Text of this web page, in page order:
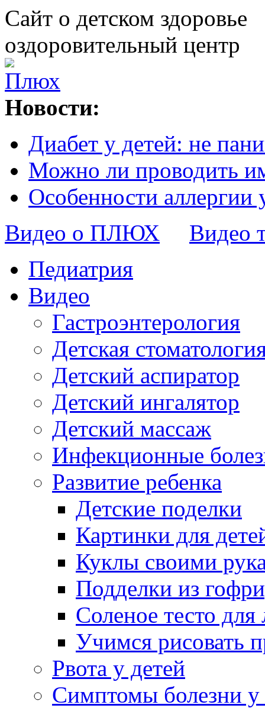
Сайт о детском здоровье
оздоровительный центр
Новости:
Диабет у детей: не
Можно ли проводить
Особенности аллергии
Видео о ПЛЮХ
Видео
Педиатрия
Видео
Гастроэнтерология
Детская
Детский аспиратор
Детский ингалятор
Детский массаж
Инфекционные
Развитие ребенка
Детские поделки
Картинки для
Куклы своими
Подделки из
Соленое тесто для
Учимся рисовать
Рвота у детей
Симптомы болезни у